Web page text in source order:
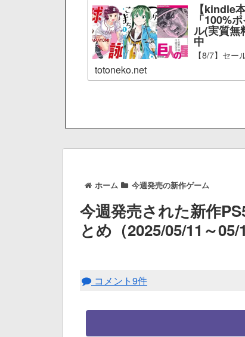
【kindle
「100%
ル(実質無
中
【8/7】セー
totoneko.net
ホーム 今週発売の新作ゲーム
今週発売された新作
とめ（2025/05/11～05/
コメント9件